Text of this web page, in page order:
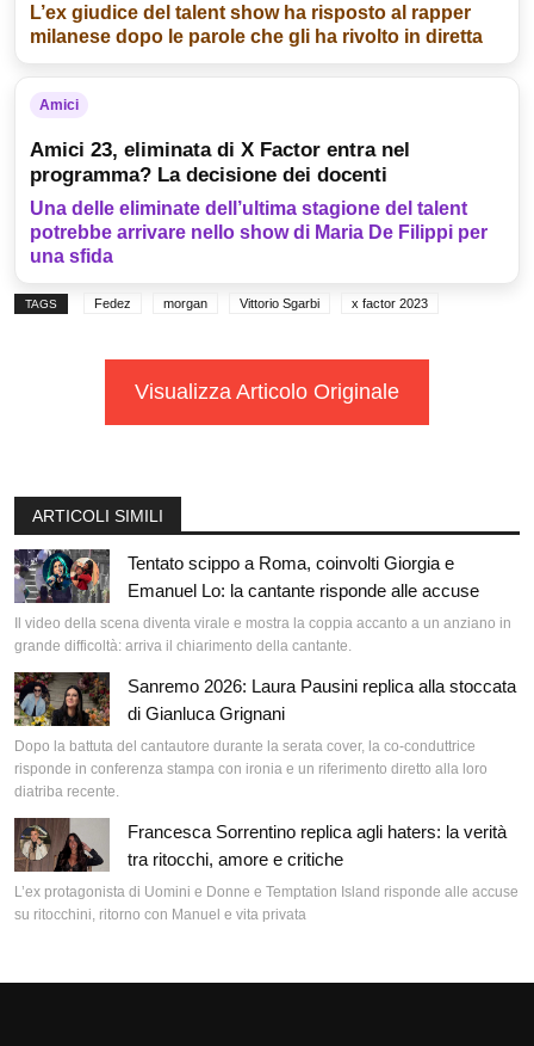
L’ex giudice del talent show ha risposto al rapper
milanese dopo le parole che gli ha rivolto in diretta
Amici
Amici 23, eliminata di X Factor entra nel
programma? La decisione dei docenti
Una delle eliminate dell’ultima stagione del talent
potrebbe arrivare nello show di Maria De Filippi per
una sfida
TAGS Fedez morgan Vittorio Sgarbi x factor 2023
Visualizza Articolo Originale
ARTICOLI SIMILI
Tentato scippo a Roma, coinvolti Giorgia e
Emanuel Lo: la cantante risponde alle accuse
Il video della scena diventa virale e mostra la coppia accanto a un anziano in
grande difficoltà: arriva il chiarimento della cantante.
Sanremo 2026: Laura Pausini replica alla stoccata
di Gianluca Grignani
Dopo la battuta del cantautore durante la serata cover, la co-conduttrice
risponde in conferenza stampa con ironia e un riferimento diretto alla loro
diatriba recente.
Francesca Sorrentino replica agli haters: la verità
tra ritocchi, amore e critiche
L’ex protagonista di Uomini e Donne e Temptation Island risponde alle accuse
su ritocchini, ritorno con Manuel e vita privata